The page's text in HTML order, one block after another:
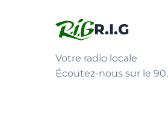
R.I.G
Votre radio locale
Écoutez-nous sur le